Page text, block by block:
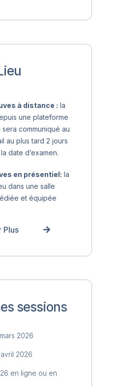
à distance : la
une plateforme
communiqué au
au plus tard 2 jours
date d’examen.
en présentiel: la
dans une salle
et équipée
Plus
sessions
2026
2026
en ligne ou en